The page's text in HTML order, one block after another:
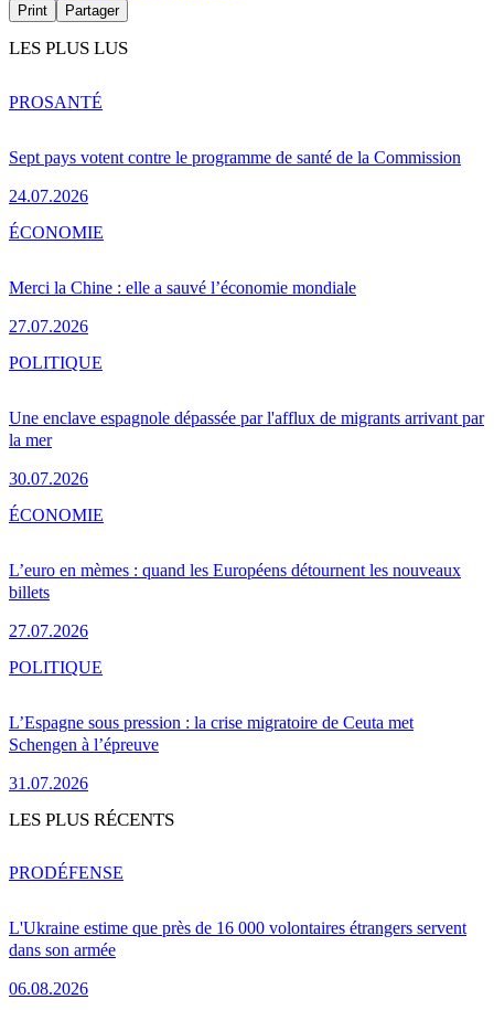
Print Partager
LES PLUS LUS
Sept pays votent contre le programme de santé de la Commission
24.07.2026
PROSANTÉ
Merci la Chine : elle a sauvé l’économie mondiale
27.07.2026
ÉCONOMIE
Une enclave espagnole dépassée par l'afflux de migrants arrivant par
la mer
30.07.2026
POLITIQUE
L’euro en mèmes : quand les Européens détournent les nouveaux
billets
27.07.2026
ÉCONOMIE
L’Espagne sous pression : la crise migratoire de Ceuta met
Schengen à l’épreuve
31.07.2026
POLITIQUE
LES PLUS RÉCENTS
L'Ukraine estime que près de 16 000 volontaires étrangers servent
dans son armée
06.08.2026
PRODÉFENSE